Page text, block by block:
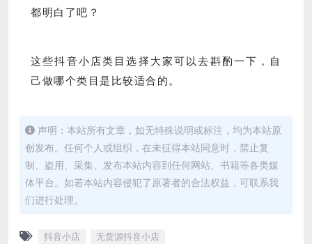
都明白了吧？
这些抖音小店类目选择大家可以去斟酌一下，自
己做哪个类目是比较适合的。
声明：本站所有文章，如无特殊说明或标注，均为本站原
创发布。任何个人或组织，在未征得本站同意时，禁止复
制、盗用、采集、发布本站内容到任何网站、书籍等各类媒
体平台。如若本站内容侵犯了原著者的合法权益，可联系我
们进行处理。
抖音小店 无货源抖音小店